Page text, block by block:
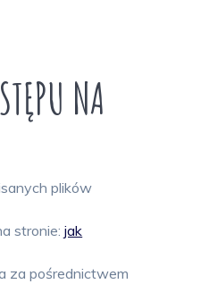
NA
plików
stronie:jak
za pośrednictwem